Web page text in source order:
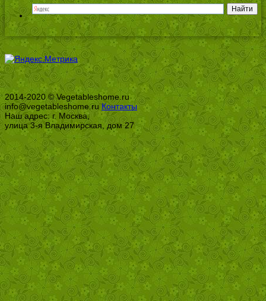
2014-2020 © Vegetableshome.ru
info@vegetableshome.ruКонтакты
Наш адрес: г. Москва,
улица 3-я Владимирская, дом 27